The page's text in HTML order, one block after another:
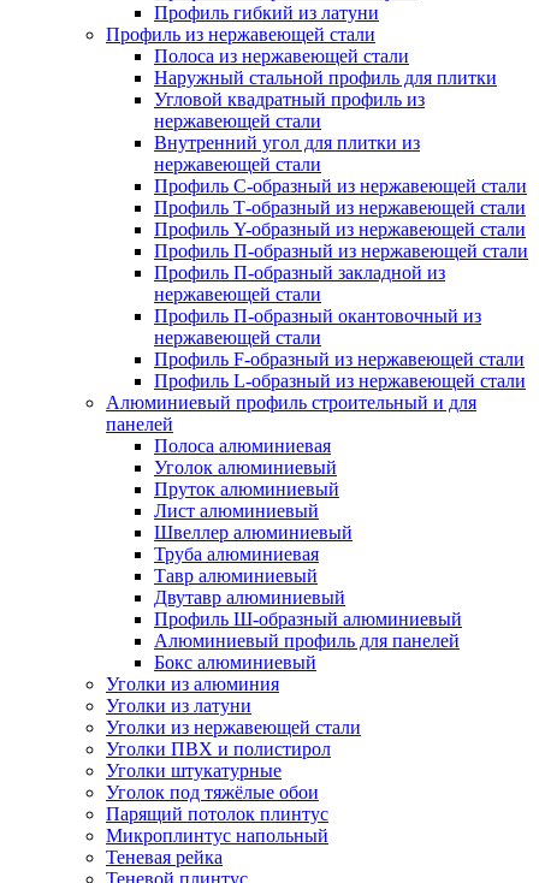
Профиль гибкий из латуни
Профиль из нержавеющей стали
Полоса из нержавеющей стали
Наружный стальной профиль для плитки
Угловой квадратный профиль из
нержавеющей стали
Внутренний угол для плитки из
нержавеющей стали
Профиль C-образный из нержавеющей стали
Профиль Т-образный из нержавеющей стали
Профиль Y-образный из нержавеющей стали
Профиль П-образный из нержавеющей стали
Профиль П-образный закладной из
нержавеющей стали
Профиль П-образный окантовочный из
нержавеющей стали
Профиль F-образный из нержавеющей стали
Профиль L-образный из нержавеющей стали
Алюминиевый профиль строительный и для
панелей
Полоса алюминиевая
Уголок алюминиевый
Пруток алюминиевый
Лист алюминиевый
Швеллер алюминиевый
Труба алюминиевая
Тавр алюминиевый
Двутавр алюминиевый
Профиль Ш-образный алюминиевый
Алюминиевый профиль для панелей
Бокс алюминиевый
Уголки из алюминия
Уголки из латуни
Уголки из нержавеющей стали
Уголки ПВХ и полистирол
Уголки штукатурные
Уголок под тяжёлые обои
Парящий потолок плинтус
Микроплинтус напольный
Теневая рейка
Теневой плинтус